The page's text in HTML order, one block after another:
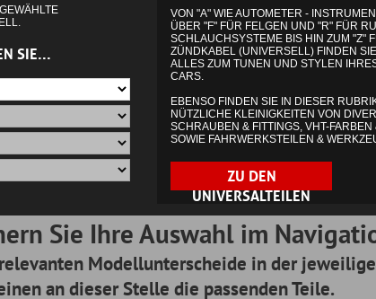
Auswahl im Navigationsmenü.
in der jeweiligen Baugruppe
Stelle die passenden Teile.
über das obige Formularfeld baugruppenspezifisch zu
benötige Suchwort ein. Im zweiten Schritt erscheinen eine
(wie Sie es von google kennen) für das von Ihnen